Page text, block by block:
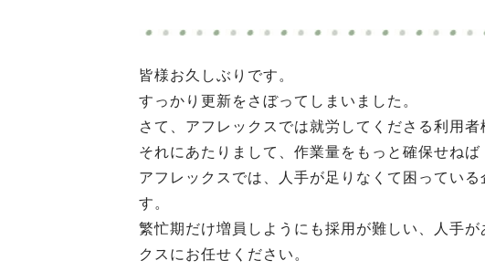
皆様お久しぶりです。
すっかり更新をさぼってしまいました。
さて、アフレックスでは就労してくださる利用
それにあたりまして、作業量をもっと確保せね
アフレックスでは、人手が足りなくて困ってい
す。
繁忙期だけ増員しようにも採用が難しい、人手
クスにお任せください。